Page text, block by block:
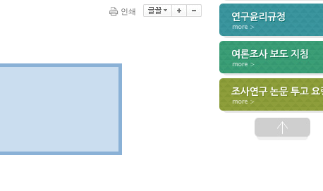
인쇄